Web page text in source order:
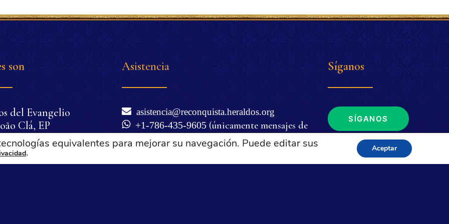
son
del Evangelio
Clá, EP
Corrêa de Oliveira
Corrêa de
Asistencia
asistencia@reconquista.heraldos.org
+1-786-435-9605 (únicamente mensajes de
WhatsApp)
Síganos
SÍGANOS
equivalentes para mejorar su navegación. Puede editar sus
. Aceptar